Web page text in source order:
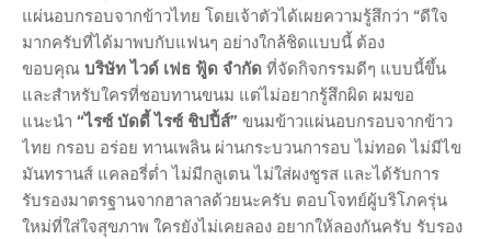
แผ่นอบกรอบจากข้าวไทย โดยเจ้าตัวได้เผยความรู้สึกว่า “ดีใจ
มากครับที่ได้มาพบกับแฟนๆ อย่างใกล้ชิดแบบนี้ ต้อง
ขอบคุณ บริษัท ไวด์ เฟธ ฟู้ด จำกัด ที่จัดกิจกรรมดีๆ แบบนี้ขึ้น
และสำหรับใครที่ชอบทานขนม แต่ไม่อยากรู้สึกผิด ผมขอ
แนะนำ “ไรซ์ บัดดี้ ไรซ์ ชิปปี้ส์” ขนมข้าวแผ่นอบกรอบจากข้าว
ไทย กรอบ อร่อย ทานเพลิน ผ่านกระบวนการอบ ไม่ทอด ไม่มีไข
มันทรานส์ แคลอรี่ต่ำ ไม่มีกลูเตน ไม่ใส่ผงชูรส และได้รับการ
รับรองมาตรฐานจากฮาลาลด้วยนะครับ ตอบโจทย์ผู้บริโภครุ่น
ใหม่ที่ใส่ใจสุขภาพ ใครยังไม่เคยลอง อยากให้ลองกันครับ รับรอง